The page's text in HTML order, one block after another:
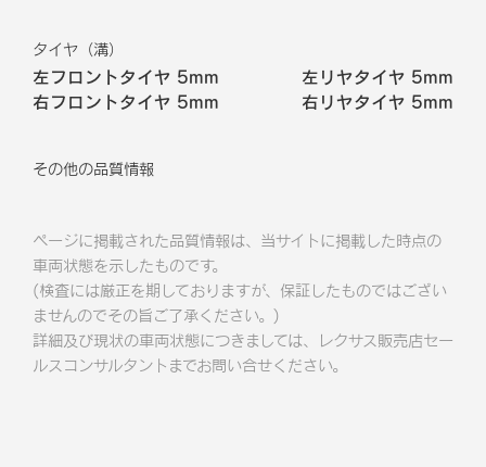
タイヤ（溝）
左フロントタイヤ 5mm 左リヤタイヤ 5mm
右フロントタイヤ 5mm 右リヤタイヤ 5mm
その他の品質情報
ページに掲載された品質情報は、当サイトに掲載した時点の
車両状態を示したものです。
(検査には厳正を期しておりますが、保証したものではござい
ませんのでその旨ご了承ください。)
詳細及び現状の車両状態につきましては、レクサス販売店セー
ルスコンサルタントまでお問い合せください。